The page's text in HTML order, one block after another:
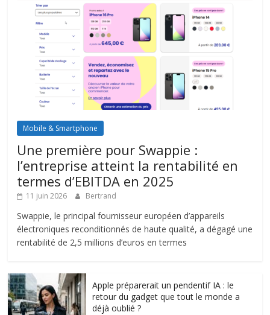
Mobile & Smartphone
Une première pour Swappie :
l’entreprise atteint la rentabilité en
termes d’EBITDA en 2025
11 juin 2026 Bertrand
Swappie, le principal fournisseur européen d’appareils
électroniques reconditionnés de haute qualité, a dégagé une
rentabilité de 2,5 millions d’euros en termes
Apple préparerait un pendentif IA : le
retour du gadget que tout le monde a
déjà oublié ?